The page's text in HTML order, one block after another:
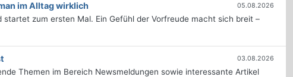
im Alltag wirklich 05.08.2026
zum ersten Mal. Ein Gefühl der Vorfreude macht sich breit –
03.08.2026
Themen im Bereich Newsmeldungen sowie interessante Artikel